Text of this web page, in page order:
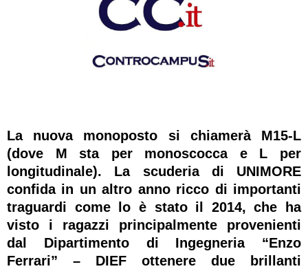
La nuova monoposto si chiameràM15-L
(dove M sta per monoscocca e L per
longitudinale). La scuderia di UNIMORE
confida in un altro anno ricco di importanti
traguardi come lo è stato il 2014, che ha
visto i ragazzi principalmente provenienti
dal Dipartimento di Ingegneria “Enzo
Ferrari” – DIEF ottenere due brillanti